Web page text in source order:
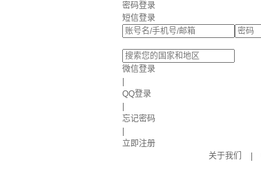
密码登录
短信登录
微信登录
QQ登录
忘记密码
立即注册
关于我们